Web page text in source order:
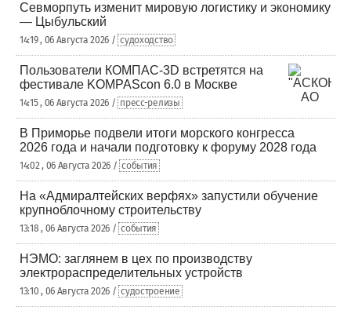
Севморпуть изменит мировую логистику и экономику
— Цыбульский
14:19 , 06 Августа 2026 / судоходство
Пользователи КОМПАС-3D встретятся на
фестивале KOMPAScon 6.0 в Москве
14:15 , 06 Августа 2026 / пресс-релизы
В Приморье подвели итоги морского конгресса
2026 года и начали подготовку к форуму 2028 года
14:02 , 06 Августа 2026 / события
На «Адмиралтейских верфях» запустили обучение
крупноблочному строительству
13:18 , 06 Августа 2026 / события
НЭМО: заглянем в цех по производству
электрораспределительных устройств
13:10 , 06 Августа 2026 / судостроение